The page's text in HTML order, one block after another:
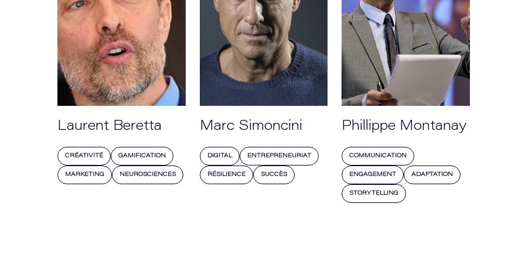
Laurent Beretta
CRÉATIVITÉ GAMIFICATION
MARKETING NEUROSCIENCES
Marc Simoncini
DIGITAL ENTREPRENEURIAT
RÉSILIENCE SUCCÈS
Phillippe Montanay
COMMUNICATION
ENGAGEMENT ADAPTATION
STORYTELLING